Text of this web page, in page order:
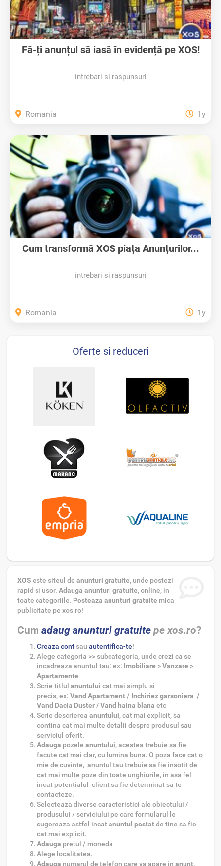
Fă-ți anunțul să iasă în evidență pe XOS!
intrebari si raspunsuri
Romania 1y
Cum transformă XOS piața Anunțurilor...
intrebari si raspunsuri
Romania 1y
Oferte si reduceri
XOS este siteul de anunturi gratuite, unde postezi
rapid si usor. Adauga anunturi gratuite, online, in
toate categoriile. Posteaza anunturi gratuite mica
publicitate pe xos.ro!
Cum adaug anunturi gratuite pe xos.ro?
Creaza contsau autentifica-te!
Alege categoria >> subcategoria, unde crezi ca se
incadreaza anuntul tau: ex: Imobiliare >Vanzare >
Apartamente
Scrie titlul anuntului cat mai simplu si
precis,ex: Vand Apartament / Inchiriez garsoniera /
Vand Dacia Duster / Vand haina blana etc
Scrie descrierea anuntului, cat mai explicit, sa
contina cat mai multe detalii despre produsul sau
serviciul oferit.
Adauga pozele anuntului, acestea trebuie sa fie
facute cat mai clar, cu lumina buna. O poza face cat o
mie de cuvinte, anuntul tau trebuie sa fie insotit de
cat mai multe poze din toate unghiurile, in asa fel
incat potentialul client sa fie determinat sa te
contacteze.
Selecteaza diverse caracteristici ale obiectului /
produsului / serviciului pe care formularul le
sugereaza astfel incatanuntul postatde tine sa fie
cat mai explicit.
Adauga pretul / moneda
Alege localitatea.
Adauga numarul de telefon care va apare in anunt.